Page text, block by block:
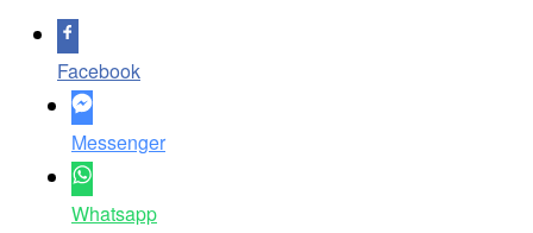
Facebook
Messenger
Whatsapp